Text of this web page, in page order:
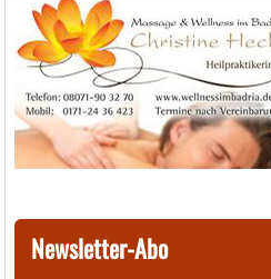
Newsletter-Abo